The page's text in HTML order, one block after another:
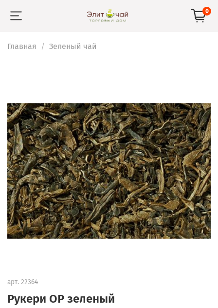
0
Главная Зеленый чай
арт. 22364
Рукери ОР зеленый